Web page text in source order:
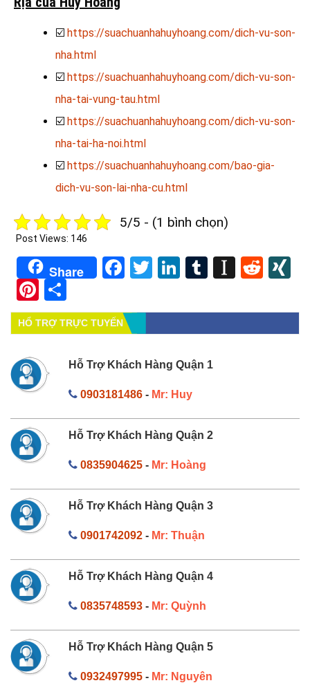
☑️ https://suachuanhahuyhoang.com/dich-vu-son-
nha.html
☑️ https://suachuanhahuyhoang.com/dich-vu-son-
nha-tai-vung-tau.html
☑️ https://suachuanhahuyhoang.com/dich-vu-son-
nha-tai-ha-noi.html
☑️ https://suachuanhahuyhoang.com/bao-gia-
dich-vu-son-lai-nha-cu.html
5/5 - (1 bình chọn)
Post Views: 146
Share Facebook
TwitterLinkedIn
Tumblr
Pinterest
HỔ TRỢ TRỰC TUYẾN
Hỗ Trợ Khách Hàng Quận 1
0903181486- Mr: Huy
Hỗ Trợ Khách Hàng Quận 2
0835904625- Mr: Hoàng
Hỗ Trợ Khách Hàng Quận 3
0901742092- Mr: Thuận
Hỗ Trợ Khách Hàng Quận 4
0835748593- Mr: Quỳnh
Hỗ Trợ Khách Hàng Quận 5
0932497995- Mr: Nguyên